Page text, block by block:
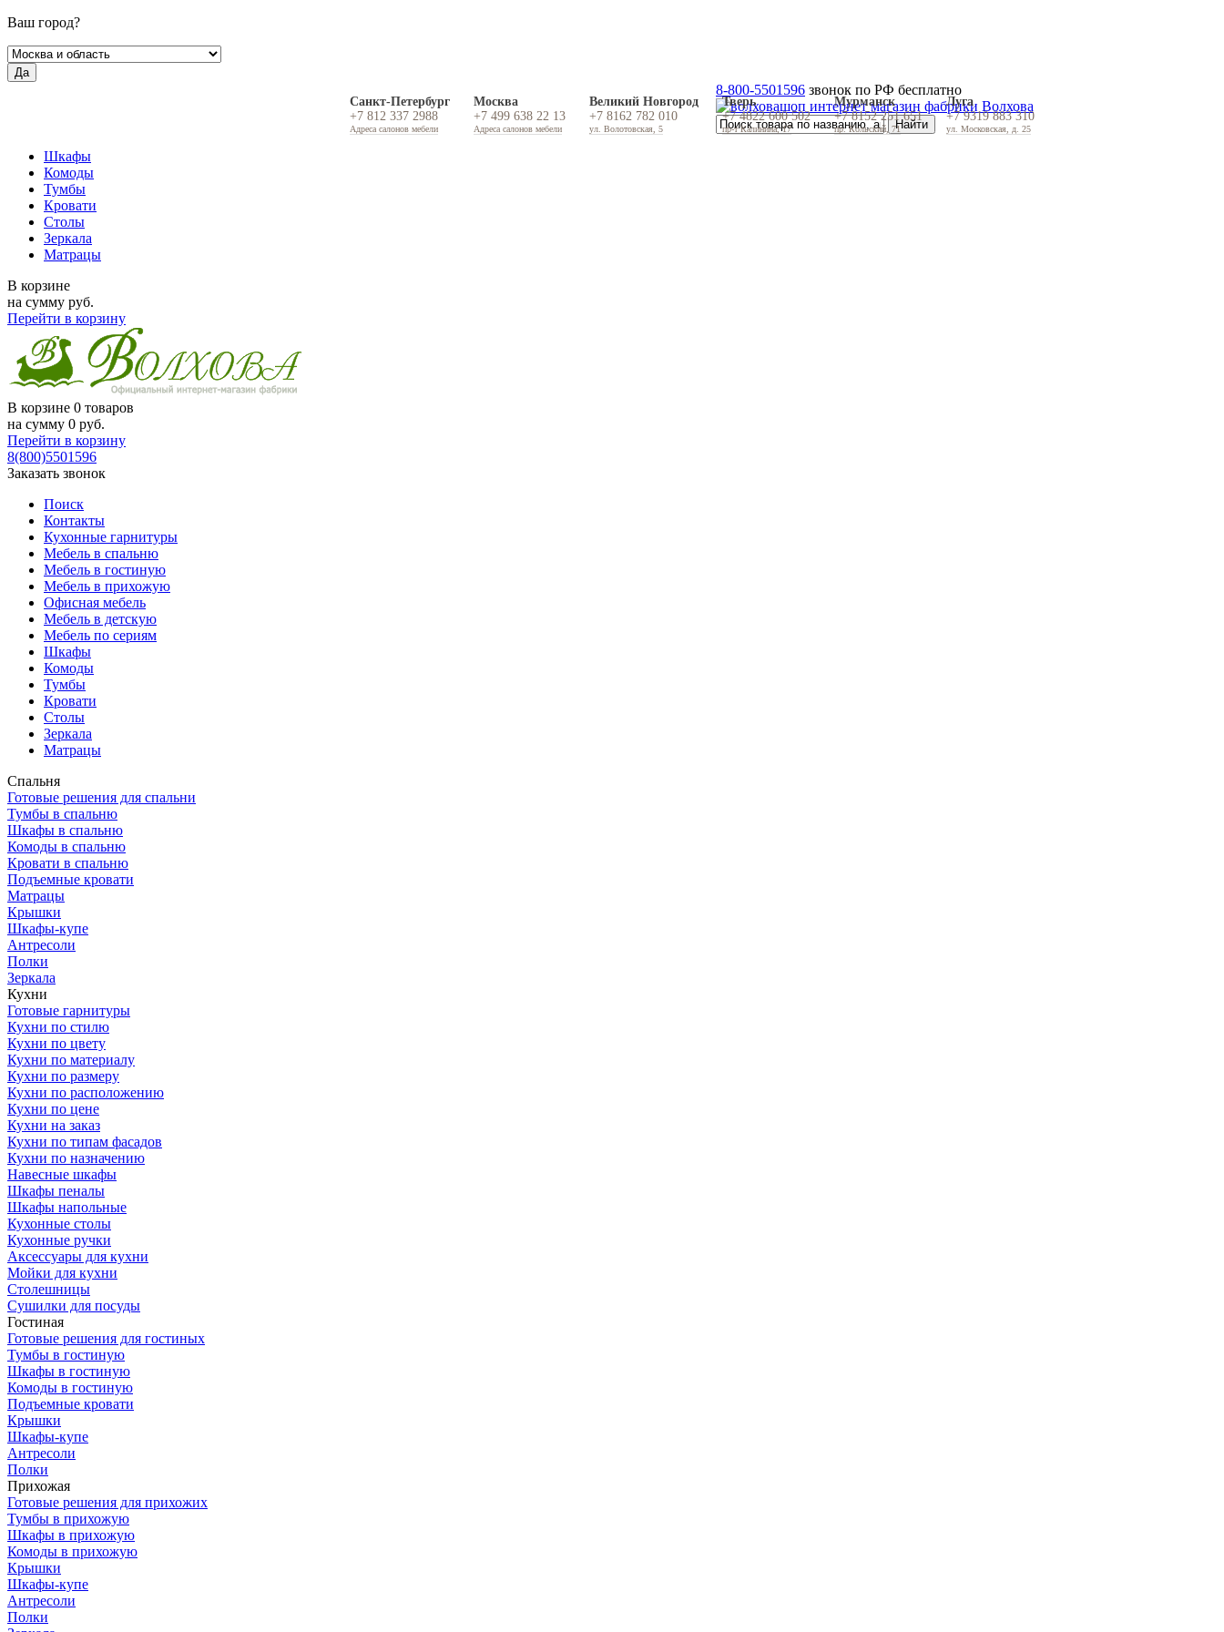
Ваш город?
Да
Санкт-Петербург
+7 812 337 2988
Адреса салонов мебели
Москва
+7 499 638 22 13
Адреса салонов мебели
Великий Новгород
+7 8162 782 010
ул. Волотовская, 5
Тверь
+7 4822 600 502
пр-т Калинина, 17
Мурманск
+7 8152 251 651
пр. Кольский, 71
Луга
+7 9319 883 310
ул. Московская, д. 25
8-800-5501596 звонок по РФ бесплатно
Шкафы
Комоды
Тумбы
Кровати
Столы
Зеркала
Матрацы
В корзине
на сумму руб.
Перейти в корзину
В корзине 0 товаров
на сумму 0 руб.
Перейти в корзину
8(800)5501596
Заказать звонок
Поиск
Контакты
Кухонные гарнитуры
Мебель в спальню
Мебель в гостиную
Мебель в прихожую
Офисная мебель
Мебель в детскую
Мебель по сериям
Шкафы
Комоды
Тумбы
Кровати
Столы
Зеркала
Матрацы
Спальня
Готовые решения для спальни
Тумбы в спальню
Шкафы в спальню
Комоды в спальню
Кровати в спальню
Подъемные кровати
Матрацы
Крышки
Шкафы-купе
Антресоли
Полки
Зеркала
Кухни
Готовые гарнитуры
Кухни по стилю
Кухни по цвету
Кухни по материалу
Кухни по размеру
Кухни по расположению
Кухни по цене
Кухни на заказ
Кухни по типам фасадов
Кухни по назначению
Навесные шкафы
Шкафы пеналы
Шкафы напольные
Кухонные столы
Кухонные ручки
Аксессуары для кухни
Мойки для кухни
Столешницы
Сушилки для посуды
Гостиная
Готовые решения для гостиных
Тумбы в гостиную
Шкафы в гостиную
Комоды в гостиную
Подъемные кровати
Крышки
Шкафы-купе
Антресоли
Полки
Прихожая
Готовые решения для прихожих
Тумбы в прихожую
Шкафы в прихожую
Комоды в прихожую
Крышки
Шкафы-купе
Антресоли
Полки